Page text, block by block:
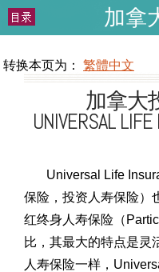
加拿
转换本页为： 繁體中文
加拿大
UNIVERSAL
Universal Life
保险，投资人寿保险）
红终身人寿保险（
比，其最大的特点是灵
人寿保险一样，